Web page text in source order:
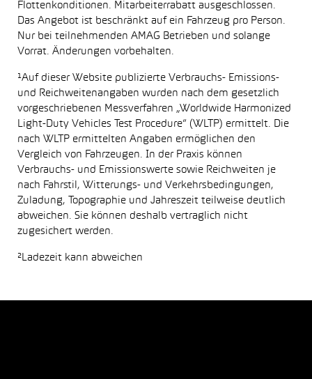
Flottenkonditionen. Mitarbeiterrabatt ausgeschlossen.
Das Angebot ist beschränkt auf ein Fahrzeug pro Person.
Nur bei teilnehmenden AMAG Betrieben und solange
Vorrat. Änderungen vorbehalten.
¹Auf dieser Website publizierte Verbrauchs- Emissions-
und Reichweitenangaben wurden nach dem gesetzlich
vorgeschriebenen Messverfahren „Worldwide Harmonized
Light-Duty Vehicles Test Procedure“ (WLTP) ermittelt. Die
nach WLTP ermittelten Angaben ermöglichen den
Vergleich von Fahrzeugen. In der Praxis können
Verbrauchs- und Emissionswerte sowie Reichweiten je
nach Fahrstil, Witterungs- und Verkehrsbedingungen,
Zuladung, Topographie und Jahreszeit teilweise deutlich
abweichen. Sie können deshalb vertraglich nicht
zugesichert werden.
²Ladezeit kann abweichen